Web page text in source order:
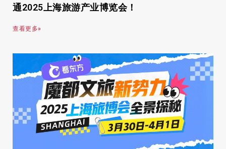
通2025上海旅游产业博览会！
查看更多»